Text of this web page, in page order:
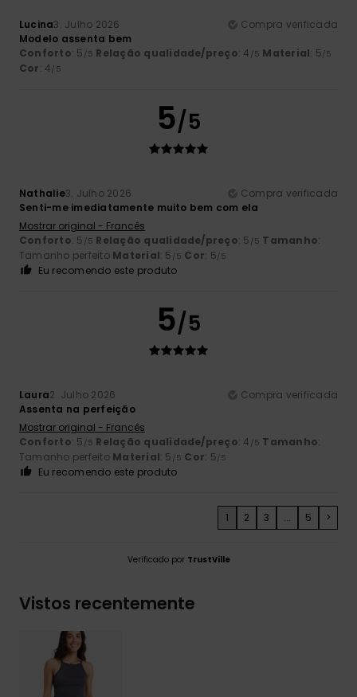
Lucina3. Julho 2026
Compra verificada
Modelo assenta bem
Conforto: 5 /5 Relação qualidade/preço: 4 /5 Material: 5/5
Cor: 4/5
5/5
Nathalie3. Julho 2026
Compra verificada
Senti-me imediatamente muito bem com ela
Mostrar original - Francês
Conforto: 5 /5 Relação qualidade/preço: 5 /5 Tamanho:
Tamanho perfeito Material: 5 /5 Cor: 5/5
Eu recomendo este produto
5/5
Laura2. Julho 2026
Compra verificada
Assenta na perfeição
Mostrar original - Francês
Conforto: 5 /5 Relação qualidade/preço: 4 /5 Tamanho:
Tamanho perfeito Material: 5 /5 Cor: 5/5
Eu recomendo este produto
1 2 3 ... 5 >
Verificado por TrustVille
Vistos recentemente